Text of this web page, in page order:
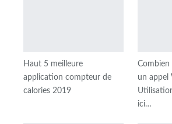
Haut 5 meilleure
application compteur de
calories 2019
Combien
un appel
ici…